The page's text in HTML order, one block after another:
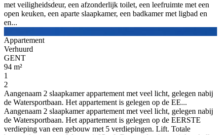
met veiligheidsdeur, een afzonderlijk toilet, een leefruimte met een
open keuken, een aparte slaapkamer, een badkamer met ligbad en
en...
Appartement
Verhuurd
GENT
94 m²
1
2
Aangenaam 2 slaapkamer appartement met veel licht, gelegen nabij
de Watersportbaan. Het appartement is gelegen op de EE...
Aangenaam 2 slaapkamer appartement met veel licht, gelegen nabij
de Watersportbaan. Het appartement is gelegen op de EERSTE
verdieping van een gebouw met 5 verdiepingen. Lift. Totale